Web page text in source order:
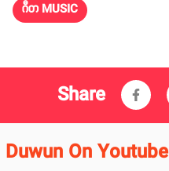
ဂီတ MUSIC
Share
Duwun On Youtube